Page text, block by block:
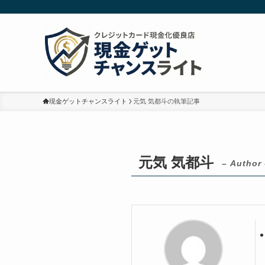
現金ゲットチャンスライト 元気 気都斗の執筆記事
元気 気都斗 – Author